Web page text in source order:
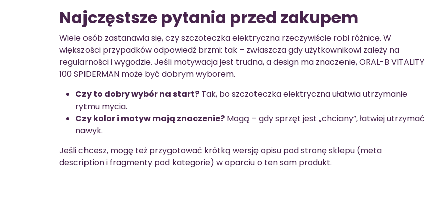
Najczęstsze pytania przed zakupem
Wiele osób zastanawia się, czy szczoteczka elektryczna rzeczywiście robi różnicę. W
większości przypadków odpowiedź brzmi: tak – zwłaszcza gdy użytkownikowi zależy na
regularności i wygodzie. Jeśli motywacja jest trudna, a design ma znaczenie, ORAL-B VITALITY
100 SPIDERMAN może być dobrym wyborem.
Czy to dobry wybór na start? Tak, bo szczoteczka elektryczna ułatwia utrzymanie
rytmu mycia.
Czy kolor i motyw mają znaczenie? Mogą – gdy sprzęt jest „chciany”, łatwiej utrzymać
nawyk.
Jeśli chcesz, mogę też przygotować krótką wersję opisu pod stronę sklepu (meta
description i fragmenty pod kategorie) w oparciu o ten sam produkt.